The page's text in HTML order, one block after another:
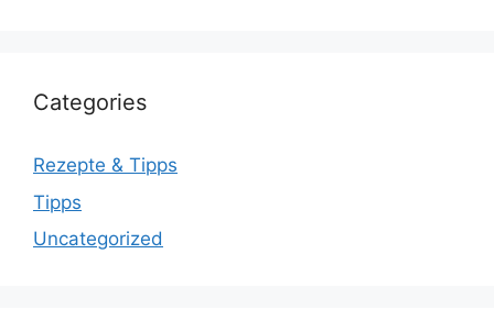
Categories
Rezepte & Tipps
Tipps
Uncategorized